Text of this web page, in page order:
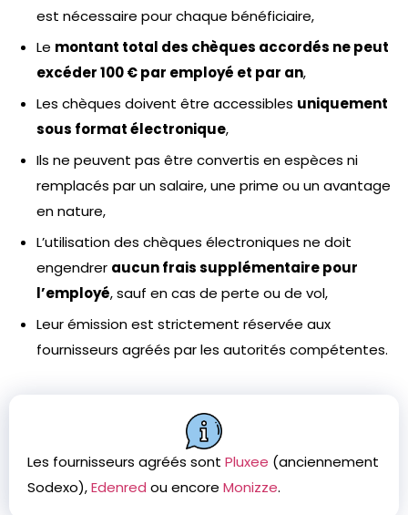
est nécessaire pour chaque bénéficiaire,
Le montant total des chèques accordés ne peut
excéder 100 € par employé et par an,
Les chèques doivent être accessibles uniquement
sous format électronique,
Ils ne peuvent pas être convertis en espèces ni
remplacés par un salaire, une prime ou un avantage
en nature,
L’utilisation des chèques électroniques ne doit
engendrer aucun frais supplémentaire pour
l’employé, sauf en cas de perte ou de vol,
Leur émission est strictement réservée aux
fournisseurs agréés par les autorités compétentes.
Les fournisseurs agréés sont Pluxee (anciennement
Sodexo),Edenred ou encore Monizze.